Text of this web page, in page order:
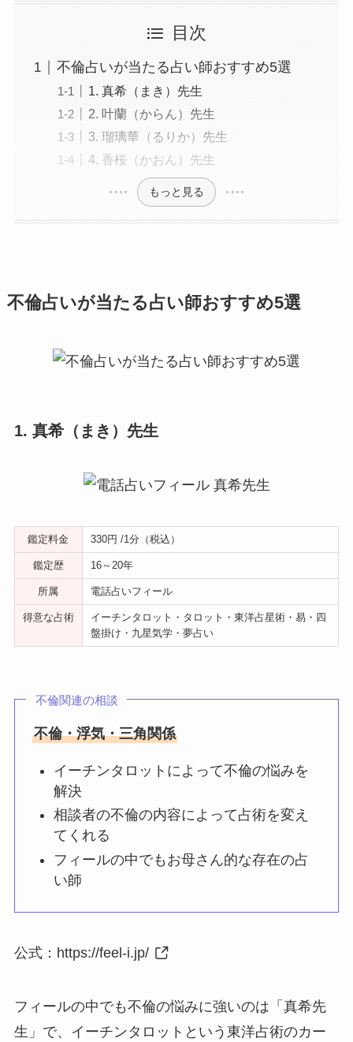
目次
不倫占いが当たる占い師おすすめ5選
1. 真希（まき）先生
2. 叶蘭（からん）先生
3. 瑠璃華（るりか）先生
4. 香桜（かおん）先生
もっと見る
不倫占いが当たる占い師おすすめ5選
1. 真希（まき）先生
鑑定料金 330円 /1分（税込）
鑑定歴 16～20年
所属 電話占いフィール
得意な占術
イーチンタロット・タロット・東洋占星術・易・四
盤掛け・九星気学・夢占い
不倫関連の相談
不倫・浮気・三角関係
イーチンタロットによって不倫の悩みを
解決
相談者の不倫の内容によって占術を変え
てくれる
フィールの中でもお母さん的な存在の占
い師
公式： https://feel-i.jp/
フィールの中でも不倫の悩みに強いのは「真希先
生」で、イーチンタロットという東洋占術のカー